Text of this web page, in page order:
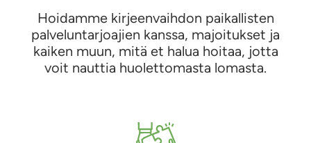
Hoidamme kirjeenvaihdon paikallisten
palveluntarjoajien kanssa, majoitukset ja
kaiken muun, mitä et halua hoitaa, jotta
voit nauttia huolettomasta lomasta.